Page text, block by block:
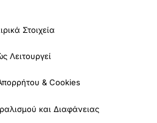
Στοιχεία
Λειτουργεί
& Cookies
και Διαφάνειας